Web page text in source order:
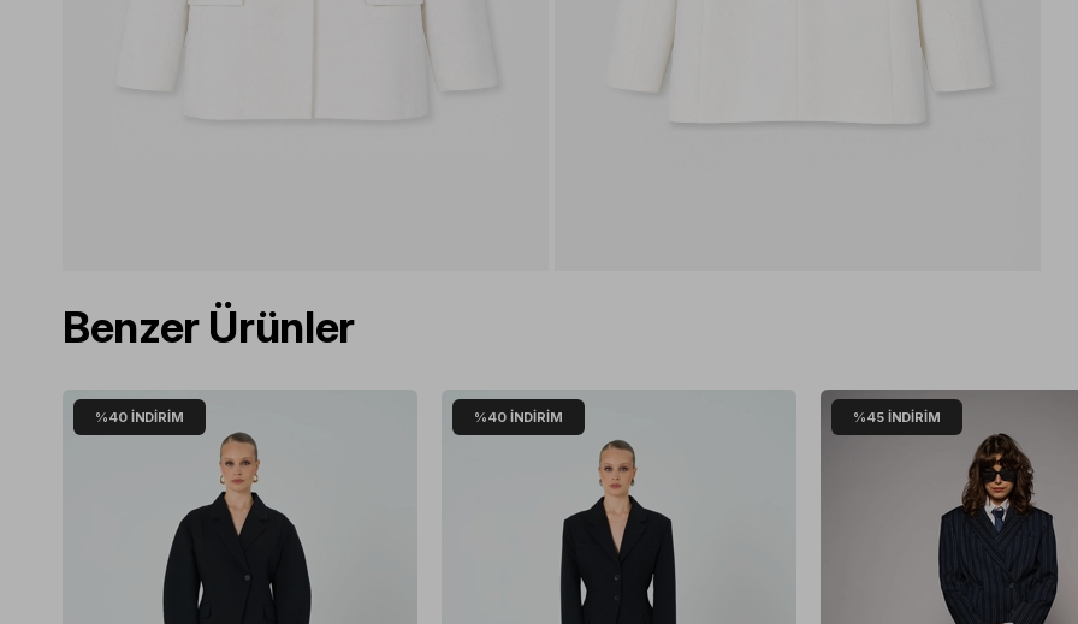
Benzer Ürünler
%40 İNDIRIM %40 İNDIRIM %45 İNDIRIM